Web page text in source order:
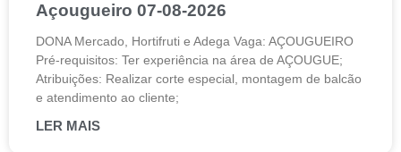
Açougueiro 07-08-2026
DONA Mercado, Hortifruti e Adega Vaga: AÇOUGUEIRO
Pré-requisitos: Ter experiência na área de AÇOUGUE;
Atribuições: Realizar corte especial, montagem de balcão
e atendimento ao cliente;
LER MAIS